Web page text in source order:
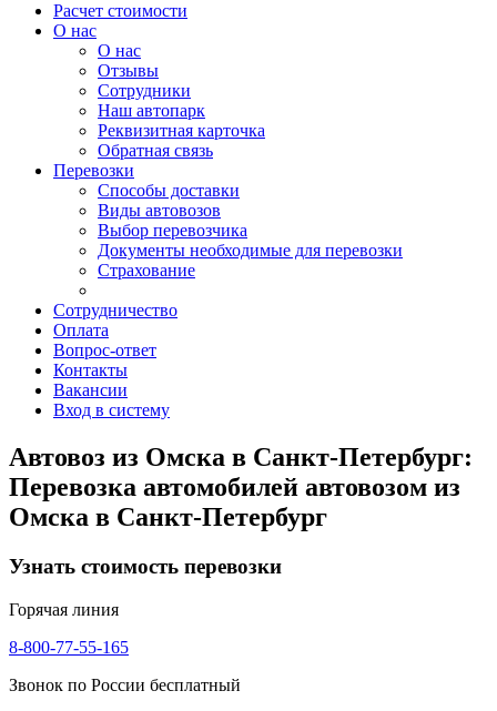
Расчет стоимости
О нас
О нас
Отзывы
Сотрудники
Наш автопарк
Реквизитная карточка
Обратная связь
Перевозки
Способы доставки
Виды автовозов
Выбор перевозчика
Документы необходимые для перевозки
Страхование
Сотрудничество
Оплата
Вопрос-ответ
Контакты
Вакансии
Вход в систему
Автовоз из Омска в Санкт-Петербург:
Перевозка автомобилей автовозом из
Омска в Санкт-Петербург
Узнать стоимость перевозки
Горячая линия
8-800-77-55-165
Звонок по России бесплатный